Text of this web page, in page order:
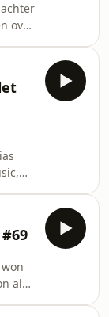
over
als